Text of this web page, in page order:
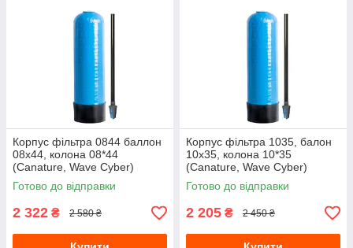
Корпус фільтра 0844 баллон
08х44, колона 08*44
(Canature, Wave Cyber)
08"х44"
Готово до відправки
2 322 ₴ 2 580 ₴
Корпус фільтра 1035, балон
10х35, колона 10*35
(Canature, Wave Cyber)
10"х35" з трубою
Готово до відправки
2 205 ₴ 2 450 ₴